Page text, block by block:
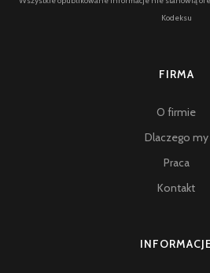
Kodeksu
FIRMA
O firmie
Dlaczego my
Praca
Kontakt
INFORMACJE